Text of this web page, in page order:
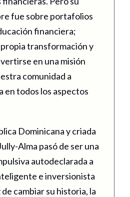
fue sobre portafolios
financiera;
transformación y
en una misión
comunidad a
en todos los aspectos
Dominicana y criada
Alma pasó de ser una
autodeclarada a
e inversionista
cambiar su historia, la